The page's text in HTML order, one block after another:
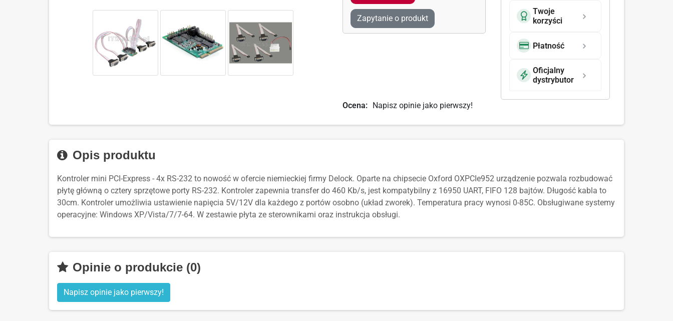
Zapytanie o produkt
Twoje
korzyści
Płatność
Oficjalny
dystrybutor
Ocena: Napisz opinie jako pierwszy!
Opis produktu
Kontroler mini PCI-Express - 4x RS-232 to nowość w ofercie niemieckiej firmy Delock. Oparte na chipsecie Oxford OXPCIe952 urządzenie pozwala rozbudować
płytę główną o cztery sprzętowe porty RS-232. Kontroler zapewnia transfer do 460 Kb/s, jest kompatybilny z 16950 UART, FIFO 128 bajtów. Długość kabla to
30cm. Kontroler umożliwia ustawienie napięcia 5V/12V dla każdego z portów osobno (układ zworek). Temperatura pracy wynosi 0-85C. Obsługiwane systemy
operacyjne: Windows XP/Vista/7/7-64. W zestawie płyta ze sterownikami oraz instrukcja obsługi.
Opinie o produkcie (0)
Napisz opinie jako pierwszy!